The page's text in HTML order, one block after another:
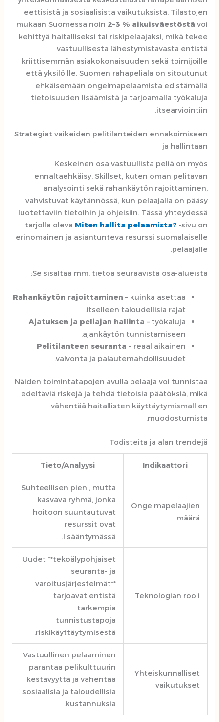
eettisistä ja sosiaalisista vaikutuksista. Tilastojen
mukaan Suomessa noin 2–3 % aikuisväestöstä voi
kehittyä haitalliseksi tai riskipelaajaksi, mikä tekee
vastuullisesta lähestymistavasta entistä
kriittisemmän asiakokonaisuuden sekä toimijoille
että yksilöille. Suomen rahapeliala on sitoutunut
ehkäisemään ongelmapelaamista edistämällä
tietoisuuden lisäämistä ja tarjoamalla työkaluja
itsearviointiin.
Strategiat vaikeiden pelitilanteiden ennakoimiseen
ja hallintaan
Keskeinen osa vastuullista peliä on myös
ennaltaehkäisy. Skillset, kuten oman pelitavan
analysointi sekä rahankäytön rajoittaminen,
vahvistuvat käytännössä, kun pelaajalla on pääsy
luotettaviin tietoihin ja ohjeisiin. Tässä yhteydessä
tarjolla oleva Miten hallita pelaamista?-sivu on
erinomainen ja asiantunteva resurssi suomalaiselle
pelaajalle.
Se sisältää mm. tietoa seuraavista osa-alueista:
Rahankäytön rajoittaminen – kuinka asettaa
itselleen taloudellisia rajat.
Ajatuksen ja peliajan hallinta – työkaluja
ajankäytön tunnistamiseen.
Pelitilanteen seuranta – reaaliaikainen
valvonta ja palautemahdollisuudet.
Näiden toimintatapojen avulla pelaaja voi tunnistaa
edeltäviä riskejä ja tehdä tietoisia päätöksiä, mikä
vähentää haitallisten käyttäytymismallien
muodostumista.
Todisteita ja alan trendejä
Indikaattori
Tieto/Analyysi
Ongelmapelaajien
määrä
Suhteellisen pieni, mutta
kasvava ryhmä, jonka
hoitoon suuntautuvat
resurssit ovat
lisääntymässä.
Teknologian rooli
Uudet **tekoälypohjaiset
seuranta- ja
varoitusjärjestelmät**
tarjoavat entistä
tarkempia
tunnistustapoja
riskikäyttäytymisestä.
Yhteiskunnalliset
vaikutukset
Vastuullinen pelaaminen
parantaa pelikulttuurin
kestävyyttä ja vähentää
sosiaalisia ja taloudellisia
kustannuksia.